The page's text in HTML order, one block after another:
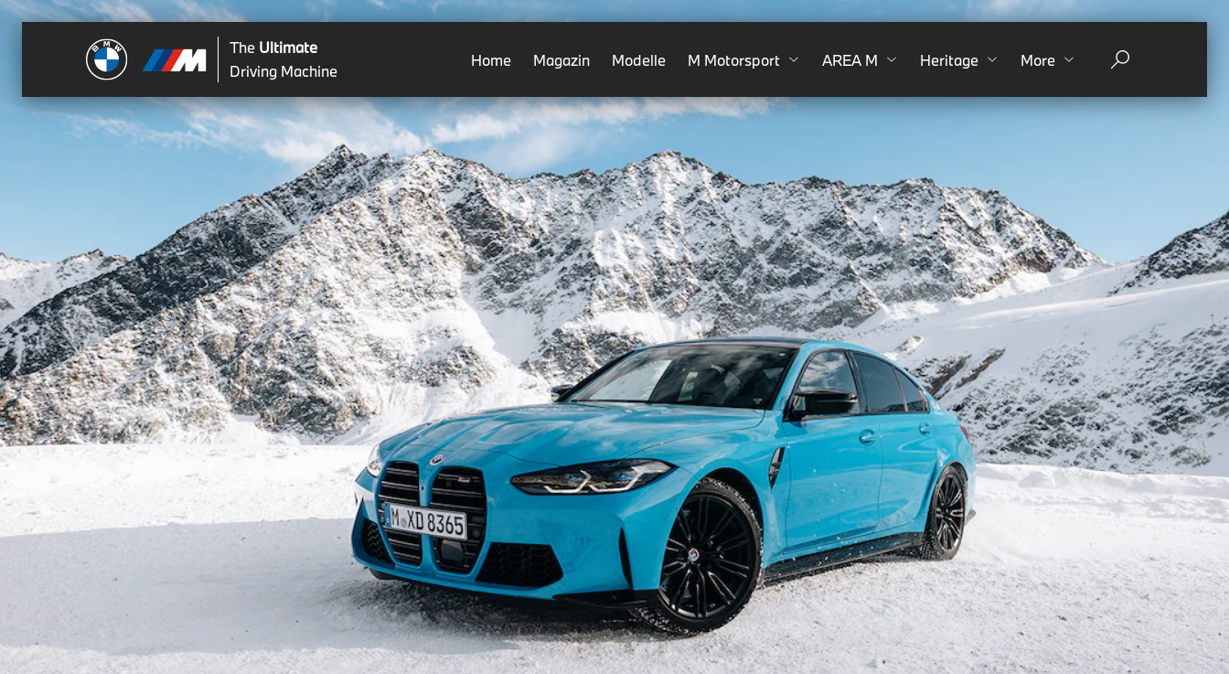
The Ultimate
Driving Machine
Home Magazin Modelle M Motorsport AREA M Heritage More